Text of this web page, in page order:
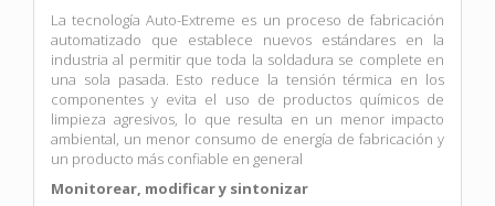
La tecnología Auto-Extreme es un proceso de fabricación
automatizado que establece nuevos estándares en la
industria al permitir que toda la soldadura se complete en
una sola pasada. Esto reduce la tensión térmica en los
componentes y evita el uso de productos químicos de
limpieza agresivos, lo que resulta en un menor impacto
ambiental, un menor consumo de energía de fabricación y
un producto más confiable en general
Monitorear, modificar y sintonizar